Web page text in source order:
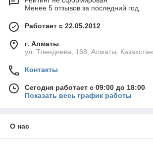
Менее 5 отзывов за последний год
Работает с 22.05.2012
г. Алматы
ул. Тлендиева, 168, Алматы, Казахстан
Контакты
Сегодня работает с 09:00 до 18:00
Показать весь график работы
О нас